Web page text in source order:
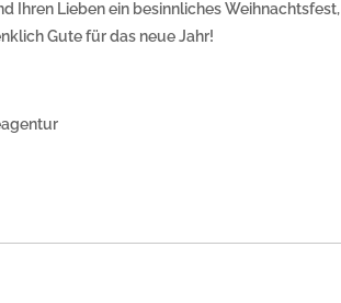
Ihren Lieben ein besinnliches Weihnachtsfest,
Gute für das neue Jahr!